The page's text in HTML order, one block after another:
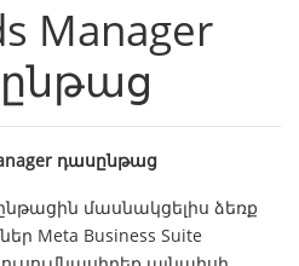
Manager
դասընթաց
մասնակցելիս ձեռք
Meta Business Suite